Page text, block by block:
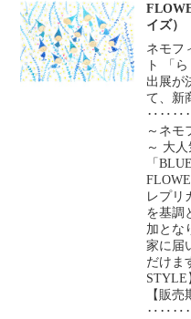
イズ）
ネモフ
ト 「
出展が
て、新
～ネモ
～ 大
「
レプリ
を基調
加とな
家に届
だけま
STYLE
【販